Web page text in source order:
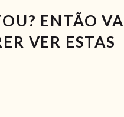
ENTÃO
VER ESTAS